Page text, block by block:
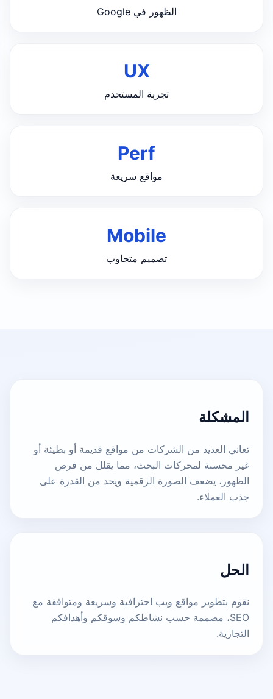
الظهور في Google
UX
تجربة المستخدم
Perf
مواقع سريعة
Mobile
تصميم متجاوب
المشكلة
تعاني العديد من الشركات من مواقع قديمة أو بطيئة أو
غير محسنة لمحركات البحث، مما يقلل من فرص
الظهور، يضعف الصورة الرقمية ويحد من القدرة على
جذب العملاء.
الحل
نقوم بتطوير مواقع ويب احترافية وسريعة ومتوافقة مع
SEO، مصممة حسب نشاطكم وسوقكم وأهدافكم
التجارية.